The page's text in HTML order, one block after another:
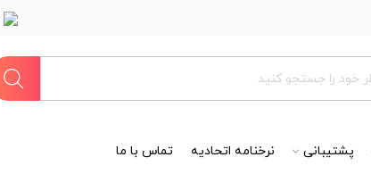
پشتیبانی نرخنامه اتحادیه تماس با ما